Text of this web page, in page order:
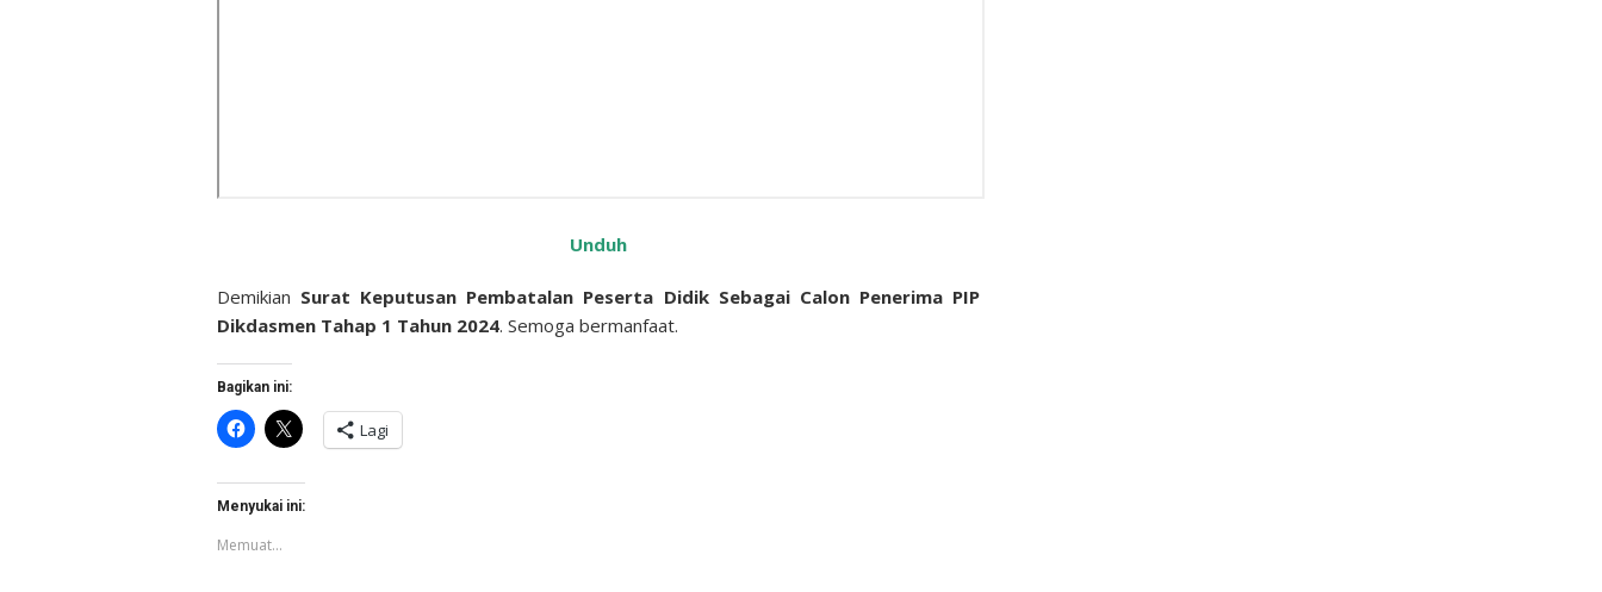
Unduh
Demikian Surat Keputusan Pembatalan Peserta Didik Sebagai Calon Penerima PIP
Dikdasmen Tahap 1 Tahun 2024. Semoga bermanfaat.
Bagikan ini:
Klik
untuk
membagikan
Facebook(Membuka
di
jendela
baru)
Klik
untuk
berbagi
X(Membuka
di
jendela
Lagi
Menyukai ini:
Memuat...